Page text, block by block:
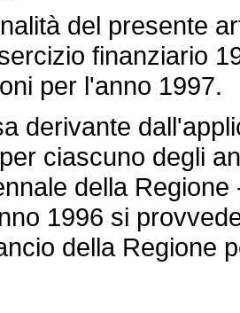
del presente
finanziario
per l'anno 1997.
ciascuno degli
della
1996 si
della Regione